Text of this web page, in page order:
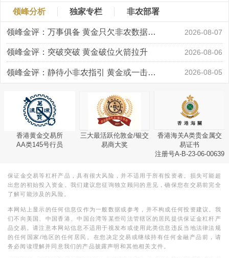
领峰分析 独家专栏 非农部署
领峰金评：万事俱备 黄金只欠非农数据“东风” 2026-08-07
领峰金评：突破突破 黄金破位火箭拉升 2026-08-06
领峰金评：静待小非农指引 黄金或一击破局 2026-08-05
香港黄金交易所
AA类145号行员
三大最活跃伦敦金/银交
易商大奖
香港海关A类贵金属交
易证书
注册号A-B-23-06-00639
保证金交易等杠杆产品，具有很大风险，并不适用于所有投资者。损失可能超
出您的初始投入资金。我们建议您征询独立顾问的意见，确保您在交易前完全
了解可能涉及的风险。
本网站上显示的任何信息仅作为一般数据或参考，并不构成任何投资建议。我
们不向美国、中国香港、中国台湾等某些司法管辖区的居民提供保证金杠杆产
品交易。请注意本网站信息不适用于视发布或使用此类信息违反当地法律法规
的任何国家/地区的任何居民。在您决定交易或继续持有任何金融产品前，请
务必阅读理解并同意我们的产品披露声明和其他相关文件。